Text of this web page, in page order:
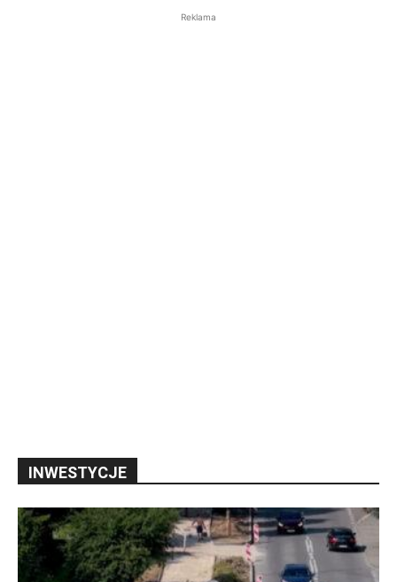
Reklama
INWESTYCJE